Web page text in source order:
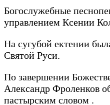
Богослужебные
управлением Ксении
На сугубой ектении
Святой Руси.
По завершении
Александр Фроленков
пастырским словом .